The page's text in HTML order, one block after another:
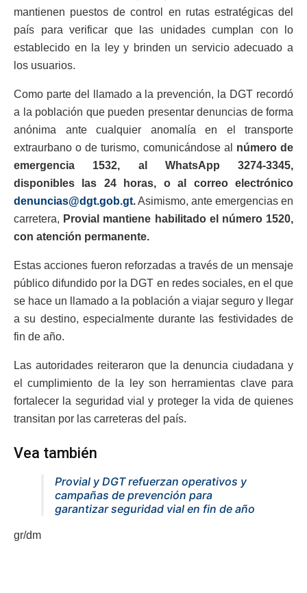
mantienen puestos de control en rutas estratégicas del
país para verificar que las unidades cumplan con lo
establecido en la ley y brinden un servicio adecuado a
los usuarios.
Como parte del llamado a la prevención, la DGT recordó
a la población que pueden presentar denuncias de forma
anónima ante cualquier anomalía en el transporte
extraurbano o de turismo, comunicándose al número de
emergencia 1532, al WhatsApp 3274-3345,
disponibles las 24 horas, o al correo electrónico
denuncias@dgt.gob.gt.Asimismo, ante emergencias en
carretera, Provial mantiene habilitado el número 1520,
con atención permanente.
Estas acciones fueron reforzadas a través de un mensaje
público difundido por la DGT en redes sociales, en el que
se hace un llamado a la población a viajar seguro y llegar
a su destino, especialmente durante las festividades de
fin de año.
Las autoridades reiteraron que la denuncia ciudadana y
el cumplimiento de la ley son herramientas clave para
fortalecer la seguridad vial y proteger la vida de quienes
transitan por las carreteras del país.
Vea también
Provial y DGT refuerzan operativos y
campañas de prevención para
garantizar seguridad vial en fin de año
gr/dm